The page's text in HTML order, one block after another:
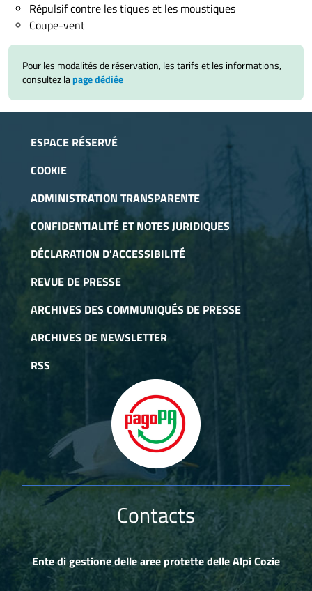
Répulsif contre les tiques et les moustiques
Coupe-vent
Pour les modalités de réservation, les tarifs et les informations,
consultez lapage dédiée
ESPACE RÉSERVÉ
COOKIE
ADMINISTRATION TRANSPARENTE
CONFIDENTIALITÉ ET NOTES JURIDIQUES
DÉCLARATION D'ACCESSIBILITÉ
REVUE DE PRESSE
ARCHIVES DES COMMUNIQUÉS DE PRESSE
ARCHIVES DE NEWSLETTER
RSS
Contacts
Ente di gestione delle aree protette delle Alpi Cozie